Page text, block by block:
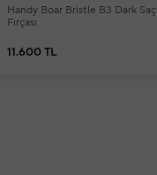
Handy Boar Bristle B3 Dark Saç
Fırçası
11.600 TL